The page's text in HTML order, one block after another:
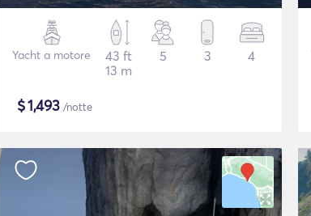
Yacht a motore
43 ft
13 m
5 3 4
$1,493 /notte